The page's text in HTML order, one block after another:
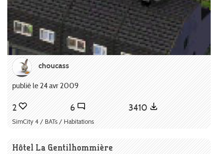
choucass
publié le 24 avr 2009
2 6 3410
SimCity 4 / BATs / Habitations
Hôtel La Gentilhommière